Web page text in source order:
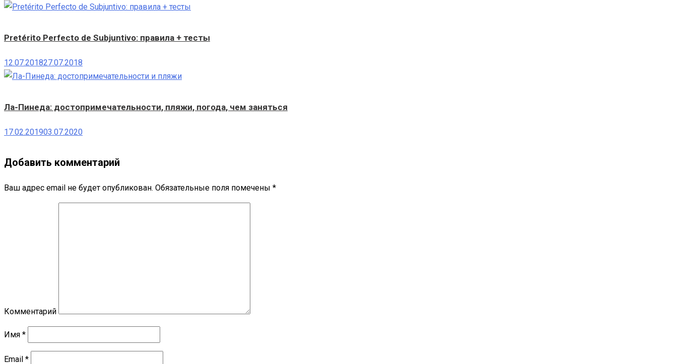
Pretérito Perfecto de Subjuntivo: правила + тесты
12.07.201827.07.2018
Ла-Пинеда: достопримечательности, пляжи, погода, чем заняться
17.02.201903.07.2020
Добавить комментарий
Ваш адрес email не будет опубликован. Обязательные поля помечены *
Комментарий
Имя *
Email *